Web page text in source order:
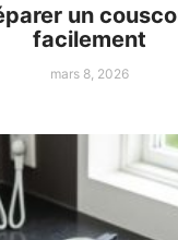
un
facilement
mars 8, 2026